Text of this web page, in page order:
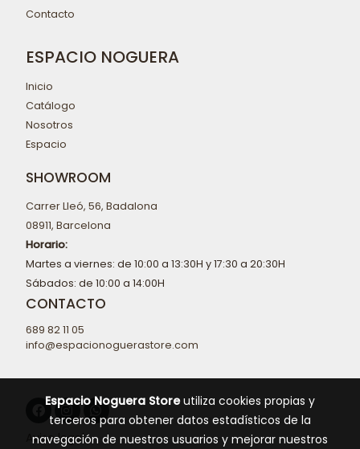
Contacto
ESPACIO NOGUERA
Inicio
Catálogo
Nosotros
Espacio
SHOWROOM
Carrer Lleó, 56, Badalona
08911, Barcelona
Horario:
Martes a viernes: de 10:00 a 13:30H y 17:30 a 20:30H
Sábados: de 10:00 a 14:00H
CONTACTO
689 82 11 05
info@espacionoguerastore.com
Aviso legal
Espacio Noguera Storeutiliza cookies propias y
terceros para obtener datos estadísticos de la
navegación de nuestros usuarios y mejorar nuestros